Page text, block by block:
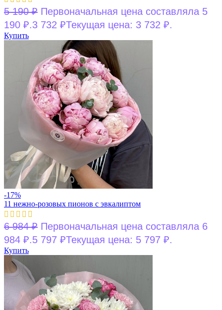
5 190₽ Первоначальная цена составляла 5
190 ₽.3 732 ₽Текущая цена: 3 732 ₽.
Купить
-17%
11 нежно-розовых пионов с эвкалиптом
6 984₽ Первоначальная цена составляла 6
984 ₽.5 797 ₽Текущая цена: 5 797 ₽.
Купить